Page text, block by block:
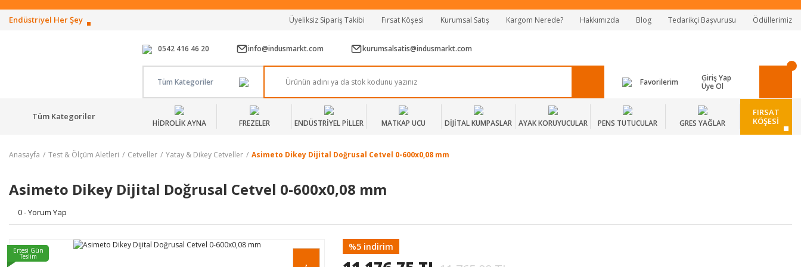
Tüm Alışverişlerde Vade Farksız 2 Taksit!
Mağazadan Teslim & Kolay İade
Endüstriyel Her Şey Üyeliksiz Sipariş Takibi Fırsat Köşesi Kurumsal Satış Kargom Nerede? Hakkımızda Blog Tedarikçi Başvurusu Ödüllerimiz
0542 416 46 20 info@indusmarkt.com kurumsalsatis@indusmarkt.com
Tüm Kategoriler Favorilerim
Giriş Yap
Üye Ol
Tüm Kategoriler
HİDROLİK AYNA FREZELER ENDÜSTRİYEL PİLLER MATKAP UCU DİJİTAL KUMPASLAR AYAK KORUYUCULAR PENS TUTUCULAR GRES YAĞLAR
FIRSAT
KÖŞESİ
Anasayfa Test & Ölçüm Aletleri Cetveller Yatay & Dikey Cetveller Asimeto Dikey Dijital Doğrusal Cetvel 0-600x0,08 mm
Asimeto Dikey Dijital Doğrusal Cetvel 0-600x0,08 mm
0 - Yorum Yap
Ertesi Gün
Teslim
%5 indirim